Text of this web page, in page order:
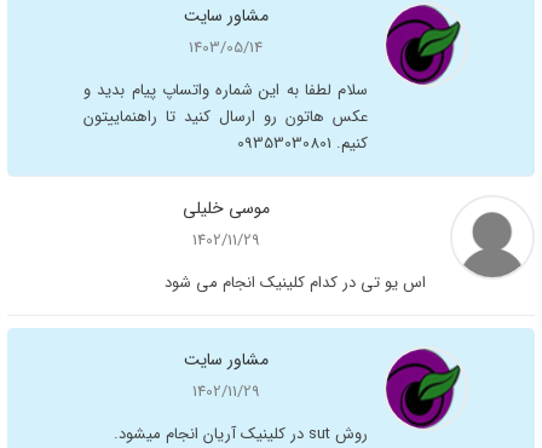
مشاور سایت
1403/05/14
سلام لطفا به این شماره واتساپ پیام بدید و
عکس هاتون رو ارسال کنید تا راهنماییتون
کنیم. 09353030801
موسی خلیلی
1402/11/29
اس یو تی در کدام کلینیک انجام می شود
مشاور سایت
1402/11/29
روش sut در کلینیک آریان انجام میشود.